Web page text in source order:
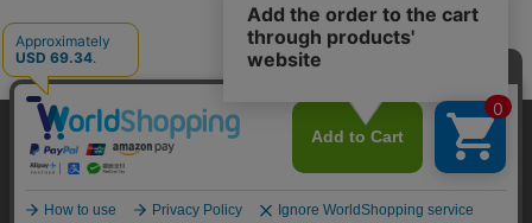
© TOKYO BASE CO., LTD
当サイトはクッキー(cookie)を使用します。クッキーはサイト内
の一部の機能および、サイトの使用状況の分析からマーケティ
ング活動に利用することを目的としています。
プライバシーポリシーはこちら